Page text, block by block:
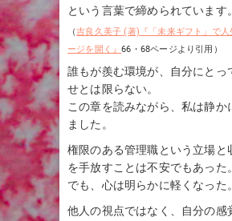
という言葉で締められています。
（吉良久美子 (著)『「未来ギフト」で人
ージを開く』66・68ページより引用）
誰もが羨む環境が、自分にとっ
せとは限らない。
この章を読みながら、私は静か
ました。
権限のある管理職という立場と
を手放すことは不安でもあった。
でも、心は明らかに軽くなった。
他人の視点ではなく、自分の感